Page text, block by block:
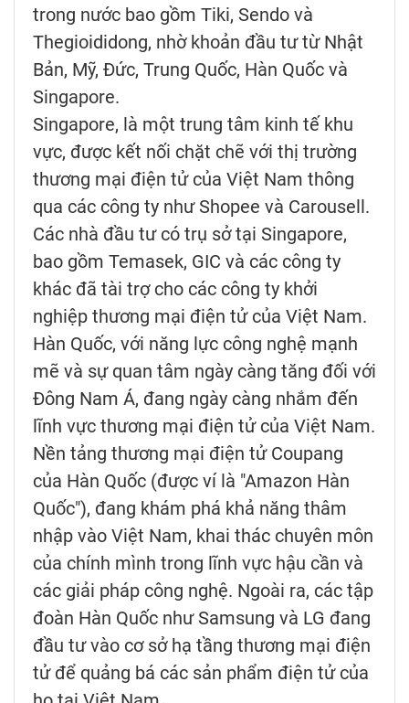
trong nước bao gồm Tiki, Sendo và
Thegioididong, nhờ khoản đầu tư từ Nhật
Bản, Mỹ, Đức, Trung Quốc, Hàn Quốc và
Singapore.
Singapore, là một trung tâm kinh tế khu
vực, được kết nối chặt chẽ với thị trường
thương mại điện tử của Việt Nam thông
qua các công ty như Shopee và Carousell.
Các nhà đầu tư có trụ sở tại Singapore,
bao gồm Temasek, GIC và các công ty
khác đã tài trợ cho các công ty khởi
nghiệp thương mại điện tử của Việt Nam.
Hàn Quốc, với năng lực công nghệ mạnh
mẽ và sự quan tâm ngày càng tăng đối với
Đông Nam Á, đang ngày càng nhắm đến
lĩnh vực thương mại điện tử của Việt Nam.
Nền tảng thương mại điện tử Coupang
của Hàn Quốc (được ví là "Amazon Hàn
Quốc"), đang khám phá khả năng thâm
nhập vào Việt Nam, khai thác chuyên môn
của chính mình trong lĩnh vực hậu cần và
các giải pháp công nghệ. Ngoài ra, các tập
đoàn Hàn Quốc như Samsung và LG đang
đầu tư vào cơ sở hạ tầng thương mại điện
tử để quảng bá các sản phẩm điện tử của